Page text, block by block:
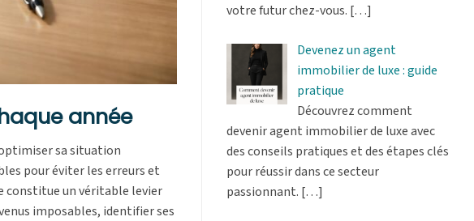
année
sa situation
pour éviter les erreurs et
constitue un véritable levier
imposables, identifier ses
votre futur chez-vous. […]
Devenez un agent
immobilier de luxe : guide
pratique
Découvrez comment
devenir agent immobilier de luxe avec
des conseils pratiques et des étapes clés
pour réussir dans ce secteur
passionnant. […]